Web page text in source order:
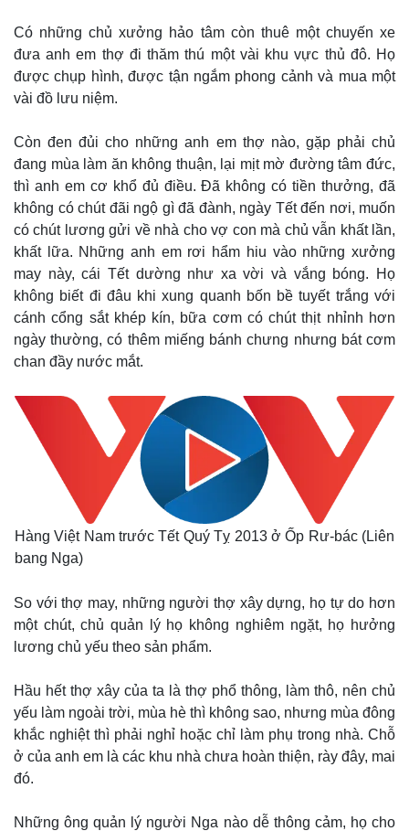
Có những chủ xưởng hảo tâm còn thuê một chuyến xe
đưa anh em thợ đi thăm thú một vài khu vực thủ đô. Họ
được chụp hình, được tận ngắm phong cảnh và mua một
vài đồ lưu niệm.
Còn đen đủi cho những anh em thợ nào, gặp phải chủ
đang mùa làm ăn không thuận, lại mịt mờ đường tâm đức,
thì anh em cơ khổ đủ điều. Đã không có tiền thưởng, đã
không có chút đãi ngộ gì đã đành, ngày Tết đến nơi, muốn
có chút lương gửi về nhà cho vợ con mà chủ vẫn khất lần,
khất lữa. Những anh em rơi hẩm hiu vào những xưởng
may này, cái Tết dường như xa vời và vắng bóng. Họ
không biết đi đâu khi xung quanh bốn bề tuyết trắng với
cánh cổng sắt khép kín, bữa cơm có chút thịt nhỉnh hơn
ngày thường, có thêm miếng bánh chưng nhưng bát cơm
chan đầy nước mắt.
Hàng Việt Nam trước Tết Quý Tỵ 2013 ở Ốp Rư-bác (Liên
bang Nga)
So với thợ may, những người thợ xây dựng, họ tự do hơn
một chút, chủ quản lý họ không nghiêm ngặt, họ hưởng
lương chủ yếu theo sản phẩm.
Hầu hết thợ xây của ta là thợ phổ thông, làm thô, nên chủ
yếu làm ngoài trời, mùa hè thì không sao, nhưng mùa đông
khắc nghiệt thì phải nghỉ hoặc chỉ làm phụ trong nhà. Chỗ
ở của anh em là các khu nhà chưa hoàn thiện, rày đây, mai
đó.
Những ông quản lý người Nga nào dễ thông cảm, họ cho